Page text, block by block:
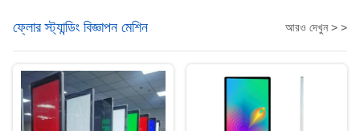
ফ্লোর স্ট্যান্ডিং বিজ্ঞাপন মেশিন আরও দেখুন > >